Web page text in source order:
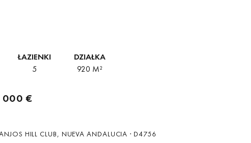
ŁAZIENKI
5
DZIAŁKA
920 M²
€
HILL CLUB, NUEVA ANDALUCIA · D4756